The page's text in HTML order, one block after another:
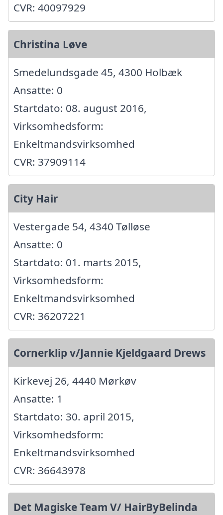
CVR: 40097929
Christina Løve
Smedelundsgade 45, 4300 Holbæk
Ansatte: 0
Startdato: 08. august 2016,
Virksomhedsform:
Enkeltmandsvirksomhed
CVR: 37909114
City Hair
Vestergade 54, 4340 Tølløse
Ansatte: 0
Startdato: 01. marts 2015,
Virksomhedsform:
Enkeltmandsvirksomhed
CVR: 36207221
Cornerklip v/Jannie Kjeldgaard Drews
Kirkevej 26, 4440 Mørkøv
Ansatte: 1
Startdato: 30. april 2015,
Virksomhedsform:
Enkeltmandsvirksomhed
CVR: 36643978
Det Magiske Team V/ HairByBelinda